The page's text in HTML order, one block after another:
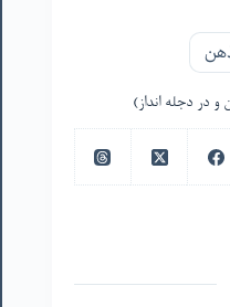
و در دجله انداز)